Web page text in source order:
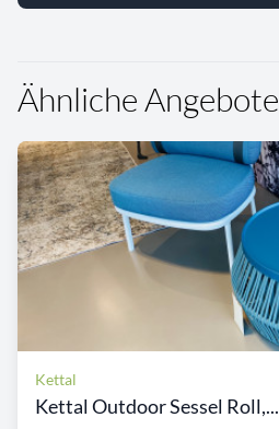
Ähnliche Angebote
Kettal
Kettal Outdoor Sessel Roll,...